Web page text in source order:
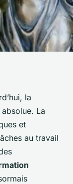
offre
à
la
La
et
au travail